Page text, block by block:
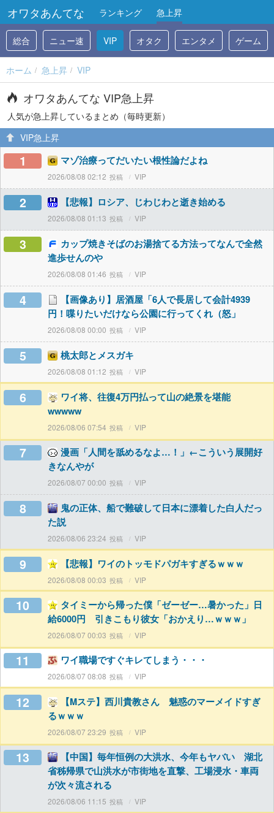
オワタあんてな ランキング 急上昇
総合 ニュー速 VIP オタク エンタメ ゲーム
ホーム 急上昇 VIP
オワタあんてな VIP急上昇
人気が急上昇しているまとめ（毎時更新）
VIP急上昇
1 マゾ治療ってだいたい根性論だよね
2026/08/08 02:12 VIP
2 【悲報】ロシア、じわじわと逝き始める
2026/08/08 01:13 VIP
3
カップ焼きそばのお湯捨てる方法ってなんで全然
進歩せんのや
2026/08/08 01:46 VIP
4
【画像あり】居酒屋「6人で長居して会計4939
円！喋りたいだけなら公園に行ってくれ（怒」
2026/08/08 00:00 VIP
5 桃太郎とメスガキ
2026/08/08 01:12 VIP
6
ワイ将、往復4万円払って山の絶景を堪能
wwwww
2026/08/06 07:54 VIP
7
漫画「人間を舐めるなよ…！」←こういう展開好
きなんやが
2026/08/07 00:00 VIP
8
鬼の正体、船で難破して日本に漂着した白人だっ
た説
2026/08/06 23:24 VIP
9 【悲報】ワイのトッモドパガキすぎるｗｗｗ
2026/08/08 00:03 VIP
10
タイミーから帰った僕「ゼーゼー…暑かった」日
給6000円 引きこもり彼女「おかえり…ｗｗｗ」
2026/08/07 00:03 VIP
11 ワイ職場ですぐキレてしまう・・・
2026/08/07 08:08 VIP
12
【Mステ】西川貴教さん 魅惑のマーメイドすぎ
るｗｗｗ
2026/08/07 23:29 VIP
13
【中国】毎年恒例の大洪水、今年もヤバい 湖北
省秭帰県で山洪水が市街地を直撃、工場浸水・車両
が次々流される
2026/08/06 11:15 VIP